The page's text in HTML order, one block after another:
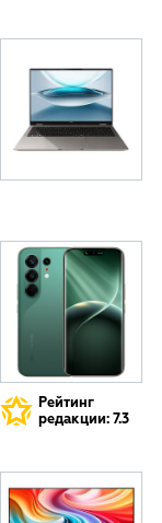
Рейтинг
редакции: 7.3